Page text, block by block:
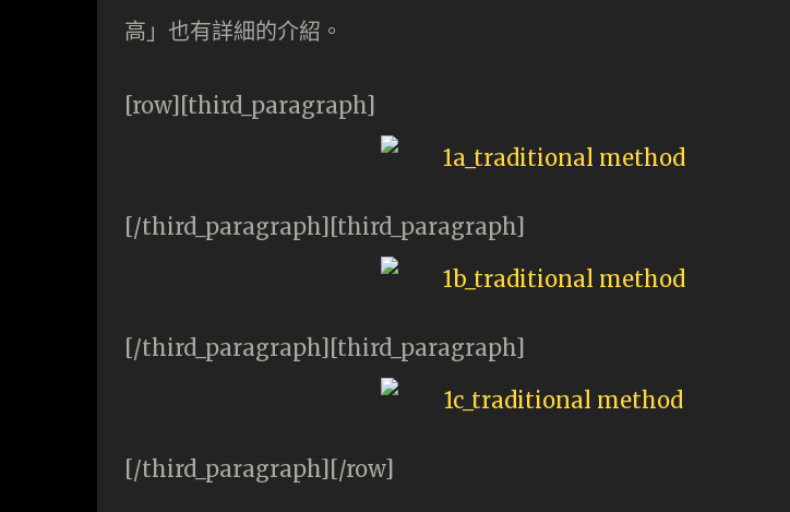
高」也有詳細的介紹。
[row][third_paragraph]
[/third_paragraph][third_paragraph]
[/third_paragraph][third_paragraph]
[/third_paragraph][/row]